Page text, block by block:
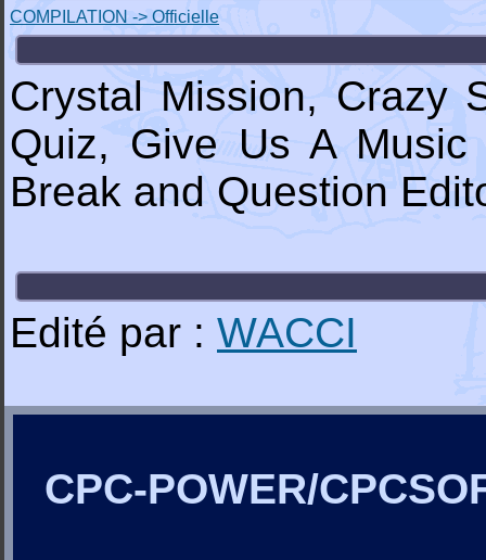
COMPILATION -> Officielle
Crystal Mission, Crazy
Quiz, Give Us A
Break and Question
Edité par : WACCI
CPC-POWER/